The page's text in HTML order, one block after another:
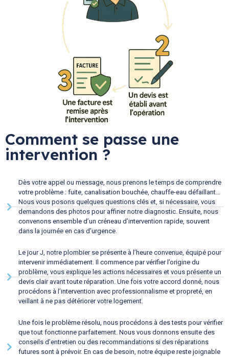
Comment se passe une
intervention ?
Dès votre appel ou message, nous prenons le temps de comprendre
votre problème : fuite, canalisation bouchée, chauffe-eau défaillant…
Nous vous posons quelques questions clés et, si nécessaire, vous
demandons des photos pour affiner notre diagnostic. Ensuite, nous
convenons ensemble d’un créneau d’intervention rapide, souvent
dans la journée en cas d’urgence.
Le jour J, notre plombier se présente à l’heure convenue, équipé pour
intervenir immédiatement. Il commence par vérifier l’origine du
problème, vous explique les actions nécessaires et vous présente un
devis clair avant toute réparation. Une fois votre accord donné, nous
procédons à l’intervention avec professionnalisme et propreté, en
veillant à ne pas détériorer votre logement.
Une fois le problème résolu, nous procédons à des tests pour vérifier
que tout fonctionne parfaitement. Nous vous donnons ensuite des
conseils d’entretien ou des recommandations si des réparations
futures sont à prévoir. En cas de besoin, notre équipe reste joignable